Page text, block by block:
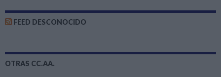
FEED DESCONOCIDO
OTRAS CC.AA.